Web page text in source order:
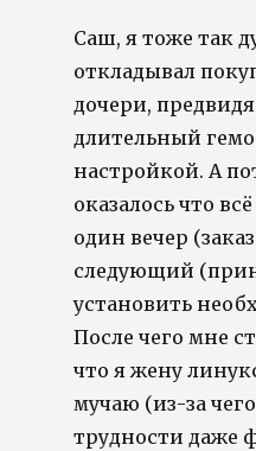
Саш, я тоже так
откладывал
дочери,
длительный
настройкой. А
оказалось что
один вечер
следующий
установить
После чего мне
что я жену
мучаю (из-за
трудности даже